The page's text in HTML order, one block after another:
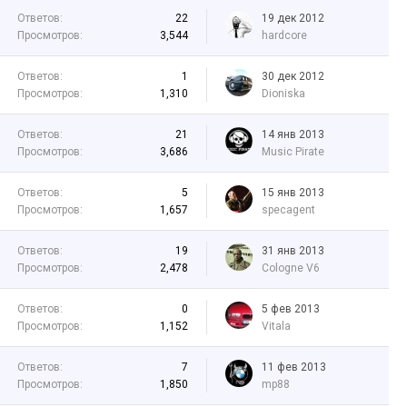
Ответов:
22
Просмотров:
3,544
19 дек 2012
hardcore
Ответов:
1
Просмотров:
1,310
30 дек 2012
Dioniska
Ответов:
21
Просмотров:
3,686
14 янв 2013
Music Pirate
Ответов:
5
Просмотров:
1,657
15 янв 2013
specagent
Ответов:
19
Просмотров:
2,478
31 янв 2013
Cologne V6
Ответов:
0
Просмотров:
1,152
5 фев 2013
Vitala
Ответов:
7
Просмотров:
1,850
11 фев 2013
mp88